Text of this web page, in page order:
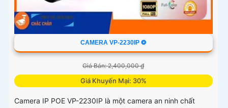
CAMERA VP-2230IP ❂
Giá Bán: 2,400,000 ₫
Giá Khuyến Mại: 30%
Camera IP POE VP-2230IP là một camera an ninh chất